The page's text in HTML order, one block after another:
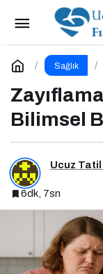
Sağlık
Bilimsel
Ucuz Tatil
6dk, 7sn
Jenerasyonu mu?
Yorum Yap